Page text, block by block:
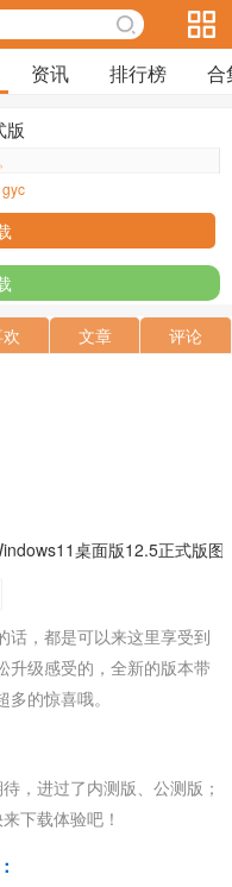
资讯 排行榜 合
版
gyc
文章 评论
话，都是可以来这里享受到
升级感受的，全新的版本带
的惊喜哦。
，进过了内测版、公测版；
下载体验吧！